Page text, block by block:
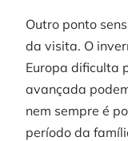
Outro ponto
da visita. O
Europa dificulta
avançada
nem sempre é
período da